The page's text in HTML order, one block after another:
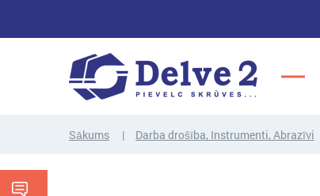
Sākums Darba drošība, Instrumenti, Abrazīvi